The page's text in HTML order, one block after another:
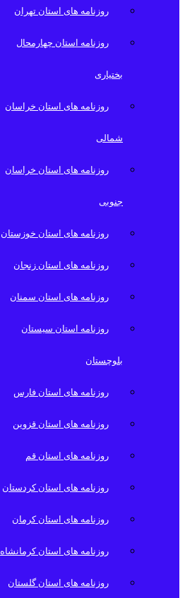
روزنامه های استان تهران
روزنامه استان چهارمحال
بختیاری
روزنامه های استان خراسان
شمالی
روزنامه های استان خراسان
جنوبی
روزنامه های استان خوزستان
روزنامه های استان زنجان
روزنامه های استان سمنان
روزنامه استان سیستان
بلوچستان
روزنامه های استان فارس
روزنامه های استان قزوین
روزنامه های استان قم
روزنامه های استان کردستان
روزنامه های استان کرمان
روزنامه های استان کرمانشاه
روزنامه های استان گلستان